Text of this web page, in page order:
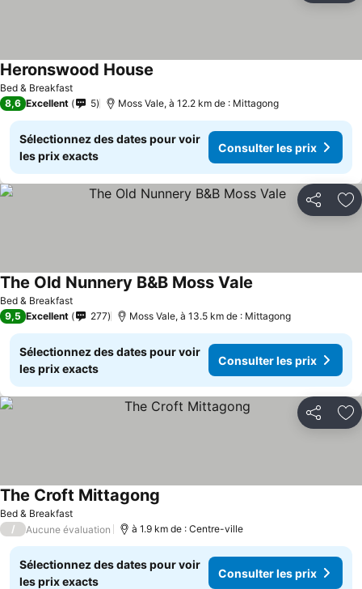
Bed & Breakfast
Heronswood House
8,6 Excellent 5 Moss Vale, à 12.2 km de : Mittagong
Sélectionnez des dates pour voir
les prix exacts
Consulter les prix
Partager
Bed & Breakfast
The Old Nunnery B&B Moss Vale
9,5 Excellent 277 Moss Vale, à 13.5 km de : Mittagong
Sélectionnez des dates pour voir
les prix exacts
Consulter les prix
Partager
Bed & Breakfast
The Croft Mittagong
/ Aucune évaluation à 1.9 km de : Centre-ville
Sélectionnez des dates pour voir
les prix exacts
Consulter les prix